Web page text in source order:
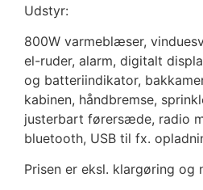
Udstyr:
800W varmeblæser,
el-ruder, alarm, digitalt
og batteriindikator,
kabinen, håndbremse,
justerbart førersæde, radio
bluetooth, USB til fx.
Prisen er eksl. klargøring og